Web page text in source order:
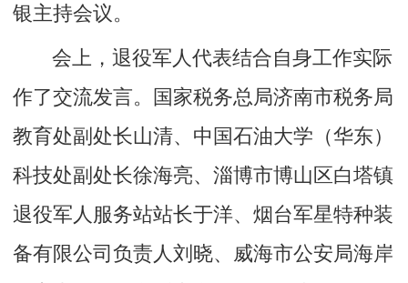
银主持会议。
会上，退役军人代表结合自身工作实际
作了交流发言。国家税务总局济南市税务局
教育处副处长山清、中国石油大学（华东）
科技处副处长徐海亮、淄博市博山区白塔镇
退役军人服务站站长于洋、烟台军星特种装
备有限公司负责人刘晓、威海市公安局海岸